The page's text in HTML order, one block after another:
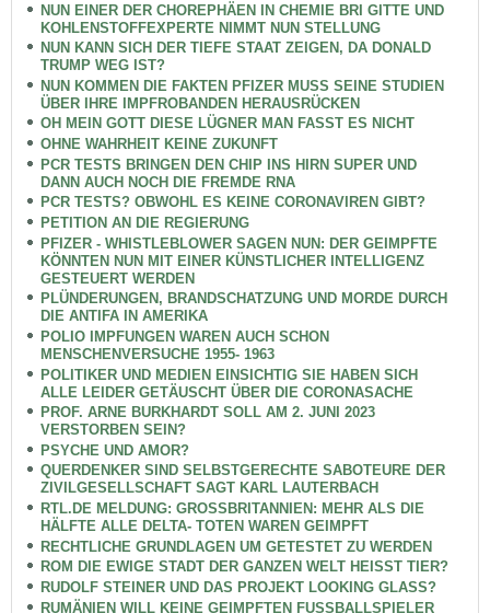
NUN EINER DER CHOREPHÄEN IN CHEMIE BRI GITTE UND
KOHLENSTOFFEXPERTE NIMMT NUN STELLUNG
NUN KANN SICH DER TIEFE STAAT ZEIGEN, DA DONALD
TRUMP WEG IST?
NUN KOMMEN DIE FAKTEN PFIZER MUSS SEINE STUDIEN
ÜBER IHRE IMPFROBANDEN HERAUSRÜCKEN
OH MEIN GOTT DIESE LÜGNER MAN FASST ES NICHT
OHNE WAHRHEIT KEINE ZUKUNFT
PCR TESTS BRINGEN DEN CHIP INS HIRN SUPER UND
DANN AUCH NOCH DIE FREMDE RNA
PCR TESTS? OBWOHL ES KEINE CORONAVIREN GIBT?
PETITION AN DIE REGIERUNG
PFIZER - WHISTLEBLOWER SAGEN NUN: DER GEIMPFTE
KÖNNTEN NUN MIT EINER KÜNSTLICHER INTELLIGENZ
GESTEUERT WERDEN
PLÜNDERUNGEN, BRANDSCHATZUNG UND MORDE DURCH
DIE ANTIFA IN AMERIKA
POLIO IMPFUNGEN WAREN AUCH SCHON
MENSCHENVERSUCHE 1955- 1963
POLITIKER UND MEDIEN EINSICHTIG SIE HABEN SICH
ALLE LEIDER GETÄUSCHT ÜBER DIE CORONASACHE
PROF. ARNE BURKHARDT SOLL AM 2. JUNI 2023
VERSTORBEN SEIN?
PSYCHE UND AMOR?
QUERDENKER SIND SELBSTGERECHTE SABOTEURE DER
ZIVILGESELLSCHAFT SAGT KARL LAUTERBACH
RTL.DE MELDUNG: GROSSBRITANNIEN: MEHR ALS DIE
HÄLFTE ALLE DELTA- TOTEN WAREN GEIMPFT
RECHTLICHE GRUNDLAGEN UM GETESTET ZU WERDEN
ROM DIE EWIGE STADT DER GANZEN WELT HEISST TIER?
RUDOLF STEINER UND DAS PROJEKT LOOKING GLASS?
RUMÄNIEN WILL KEINE GEIMPFTEN FUSSBALLSPIELER